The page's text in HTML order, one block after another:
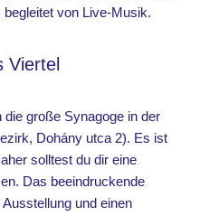
von Live-Musik.
Viertel
große Synagoge in der
Dohány utca 2). Es ist
solltest du dir eine
Das beeindruckende
und einen